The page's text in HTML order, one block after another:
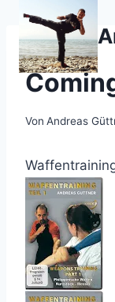
Zum
springen
WEAPONS
Von Andreas